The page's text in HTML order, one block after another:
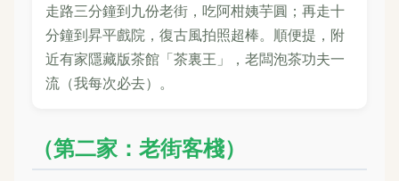
走路三分鐘到九份老街，吃阿柑姨芋圓；再走十
分鐘到昇平戲院，復古風拍照超棒。順便提，附
近有家隱藏版茶館「茶裏王」，老闆泡茶功夫一
流（我每次必去）。
（第二家：老街客棧）